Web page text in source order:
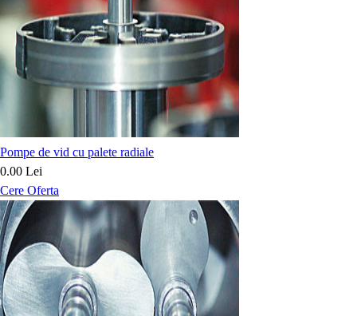
Pompe de vid cu palete radiale
0.00 Lei
Cere Oferta